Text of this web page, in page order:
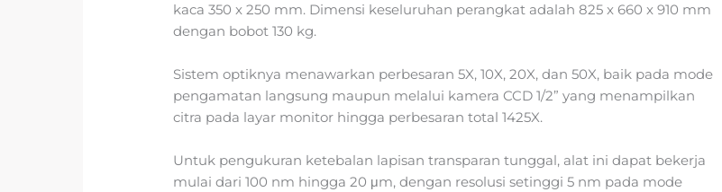
kaca 350 x 250 mm. Dimensi keseluruhan perangkat adalah 825 x 660 x 910 mm
dengan bobot 130 kg.
Sistem optiknya menawarkan perbesaran 5X, 10X, 20X, dan 50X, baik pada mode
pengamatan langsung maupun melalui kamera CCD 1/2” yang menampilkan
citra pada layar monitor hingga perbesaran total 1425X.
Untuk pengukuran ketebalan lapisan transparan tunggal, alat ini dapat bekerja
mulai dari 100 nm hingga 20 μm, dengan resolusi setinggi 5 nm pada mode